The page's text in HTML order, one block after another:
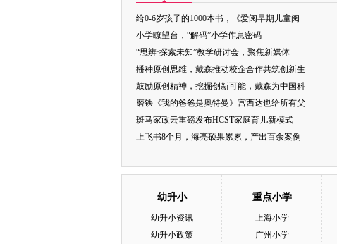
给0-6岁孩子的1000本书，《爱阅早期儿童阅
小学瞭望台，“解码”小学作息密码
“思辨·探索未知”教学研讨会，聚焦新媒体
播种原创思维，戴森推动校企合作共筑创新生
鼓励原创精神，挖掘创新可能，戴森为中国科
磨铁《我的爸爸是奥特曼》宫西达也给所有父
斑马家政云重磅发布HCST家庭育儿新模式
上飞书8个月，海亮硕果累累，产出百余案例
幼升小
幼升小资讯
幼升小政策
重点小学
上海小学
广州小学